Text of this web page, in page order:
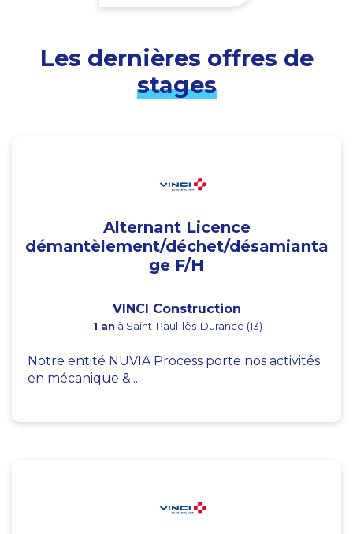
Les dernières offres de
stages
Alternant Licence
démantèlement/déchet/désamianta
ge F/H
VINCI Construction
1 an à Saint-Paul-lès-Durance (13)
Notre entité NUVIA Process porte nos activités
en mécanique &...